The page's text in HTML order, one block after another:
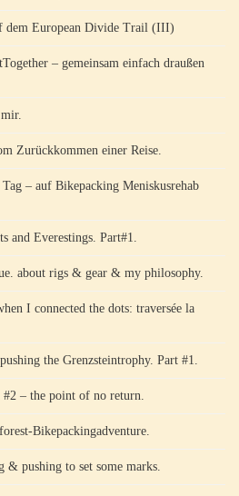
dem European Divide Trail (III)
– gemeinsam einfach draußen
Zurückkommen einer Reise.
– auf Bikepacking Meniskusrehab
and Everestings. Part#1.
about rigs & gear & my philosophy.
I connected the dots: traversée la
the Grenzsteintrophy. Part #1.
– the point of no return.
Bikepackingadventure.
pushing to set some marks.